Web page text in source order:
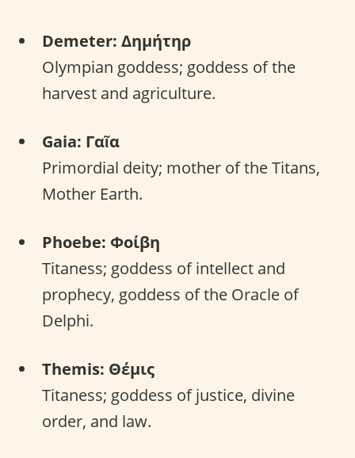
Demeter: Δημήτηρ
Olympian goddess; goddess of the
harvest and agriculture.
Gaia: Γαῖα
Primordial deity; mother of the Titans,
Mother Earth.
Phoebe: Φοίβη
Titaness; goddess of intellect and
prophecy, goddess of the Oracle of
Delphi.
Themis: Θέμις
Titaness; goddess of justice, divine
order, and law.